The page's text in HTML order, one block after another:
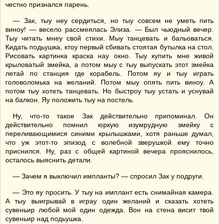
честно признался парень.
— Зак, тыу неу сердиться, но тыу совсем не уметь пить
виноу! — весело рассмеялась Элиза. — Был чьюдный вечер.
Тыу читать мнеу свой стихи. Мыу танцевать и бальоваться.
Кидать подьушка, ктоу первый сбивать стоятая бутылка на стол.
Рисовать картинка краска нау окно. Тыу купить мне живой
крыловатый змейка, а потом мыу с тыу выпускать этот змейка
летай по станция где корабель. Потом яу и тыу играть
головоломька на желаний. Потом мыу опять пить виноу. А
потом тыу хотеть танцевать. Но быстроу тыу устать и уснувай
на балкон. Яу положить тыу на постель.
Ну, что-то такое Зак действительно припоминал. Он
действительно помнил юркую изумрудную змейку с
переливающимися синими крылышками, хотя раньше думал,
что уж этот-то эпизод с волебной зверушкой ему точно
приснился. Ну, раз с общей картиной вечера прояснилось,
осталось выяснить детали.
— Зачем я выключил импланты? — спросил Зак у подруги.
— Это яу просить. У тыу на имплант есть снимайная камера.
А тыу выигрывай в играу один желаний и сказать хотеть
сувеньир любой мой один одежда. Вон на стена висит твой
сувеньир над подьушка.